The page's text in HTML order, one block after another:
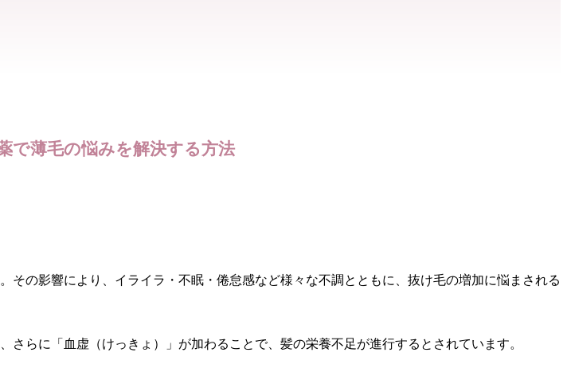
で薄毛の悩みを解決する方法
の影響により、イライラ・不眠・倦怠感など様々な不調とともに、抜け毛の増加に悩まされる
らに「血虚（けっきょ）」が加わることで、髪の栄養不足が進行するとされています。